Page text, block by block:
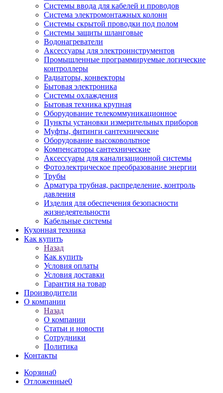
Системы ввода для кабелей и проводов
Система электромонтажных колонн
Системы скрытой проводки под полом
Системы защиты шланговые
Водонагреватели
Аксессуары для электроинструментов
Промышленные программируемые логические
контроллеры
Радиаторы, конвекторы
Бытовая электроника
Системы охлаждения
Бытовая техника крупная
Оборудование телекоммуникационное
Пункты установки измерительных приборов
Муфты, фитинги сантехнические
Оборудование высоковольтное
Компенсаторы сантехнические
Аксессуары для канализационной системы
Фотоэлектрическое преобразование энергии
Трубы
Арматура трубная, распределение, контроль
давления
Изделия для обеспечения безопасности
жизнедеятельности
Кабельные системы
Кухонная техника
Как купить
Назад
Как купить
Условия оплаты
Условия доставки
Гарантия на товар
Производители
О компании
Назад
О компании
Статьи и новости
Сотрудники
Политика
Контакты
Корзина0
Отложенные0